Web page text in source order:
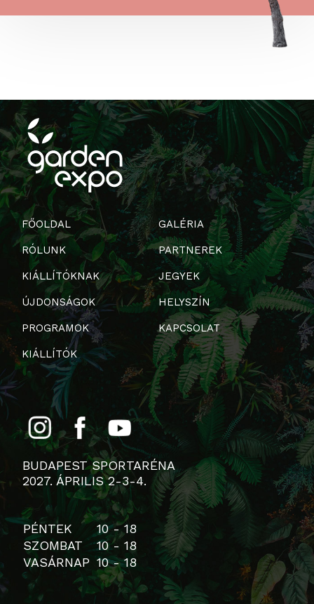
FŐOLDAL
RÓLUNK
KIÁLLÍTÓKNAK
ÚJDONSÁGOK
PROGRAMOK
KIÁLLÍTÓK
GALÉRIA
PARTNEREK
JEGYEK
HELYSZÍN
KAPCSOLAT
BUDAPEST SPORTARÉNA
2027. ÁPRILIS 2-3-4.
PÉNTEK
10 - 18
SZOMBAT
10 - 18
VASÁRNAP 10 - 18